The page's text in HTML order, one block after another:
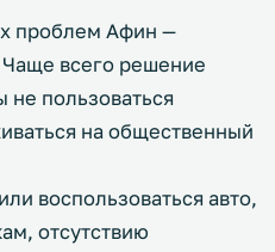
проблем Афин —
всего решение
не пользоваться
на общественный
воспользоваться авто,
отсутствию